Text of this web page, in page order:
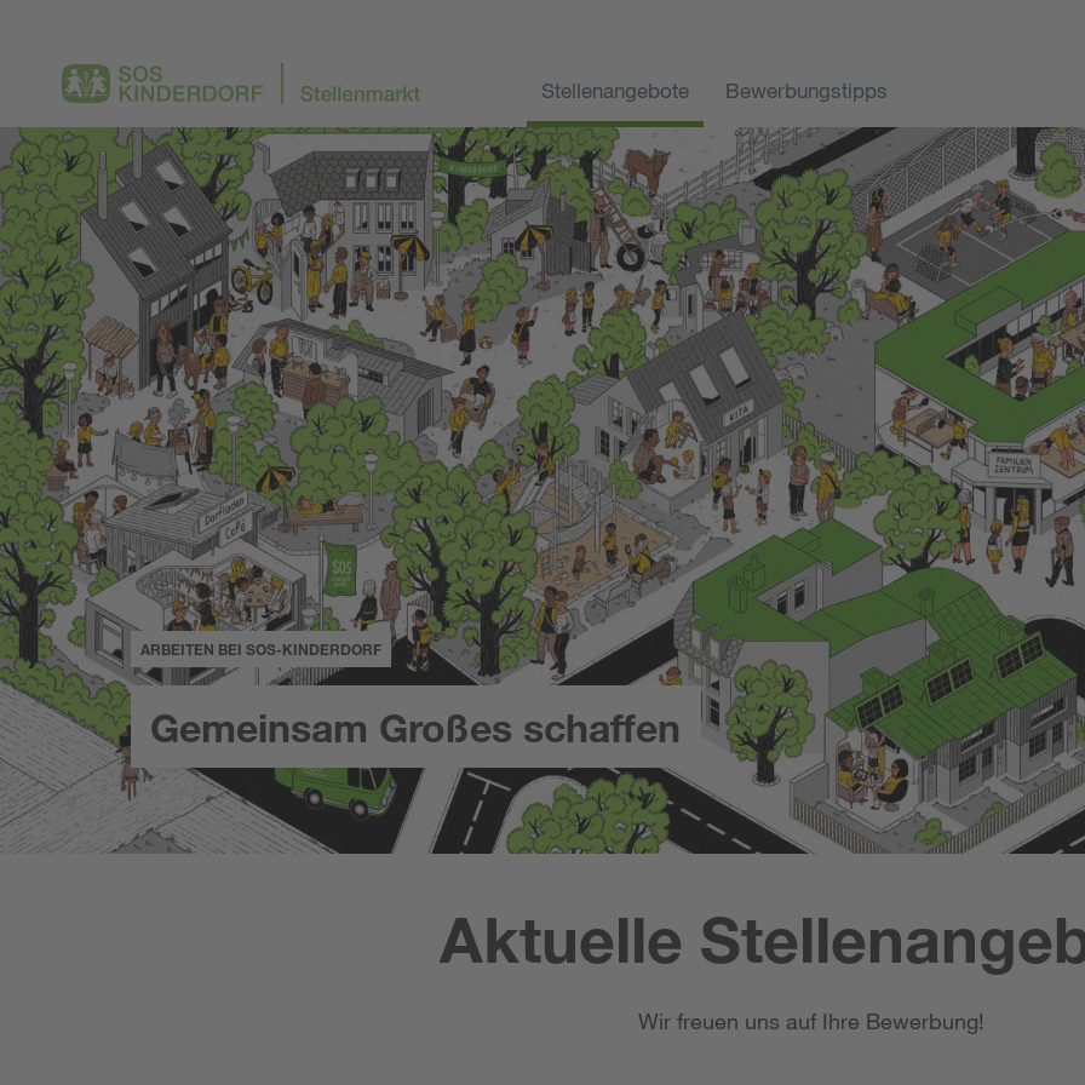
Stellenangebote Bewerbungstipps
ARBEITEN BEI SOS-KINDERDORF
Gemeinsam Großes schaffen
Aktuelle
Wir freuen uns auf Ihre Bewerbung!